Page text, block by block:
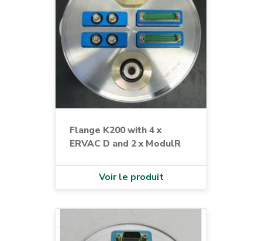
Flange K200 with 4 x
ERVAC D and 2 x ModulR
Voir le produit